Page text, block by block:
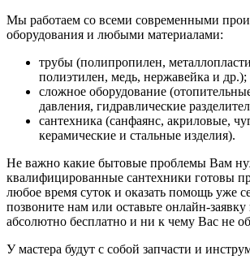
Мы работаем со всеми современными
оборудования и любыми материалами:
трубы (полипропилен,
полиэтилен, медь, нержавейка и др.);
сложное оборудование
давления, гидравлические
сантехника (санфаянс, акриловые,
керамические и стальные изделия).
Не важно какие бытовые проблемы Вам
квалифицированные сантехники готовы
любое время суток и оказать помощь уже
позвоните нам или оставьте онлайн-заявку
абсолютно бесплатно и ни к чему Вас не
У мастера будут с собой запчасти и